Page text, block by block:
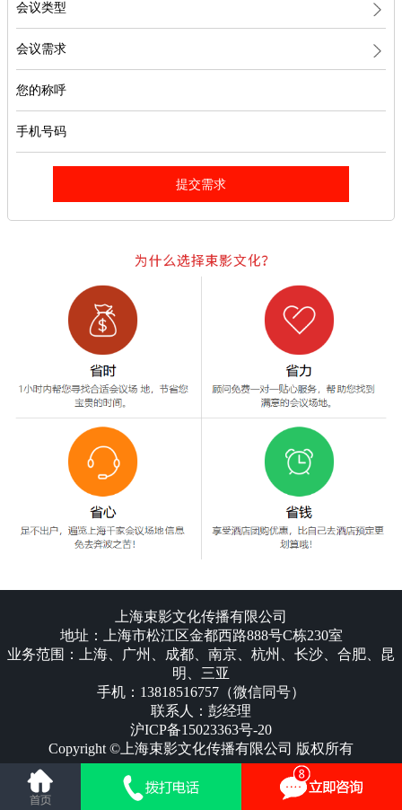
会议类型
会议需求
您的称呼
手机号码
上海束影文化传播有限公司
地址：上海市松江区金都西路888号C栋230室
业务范围：上海、广州、成都、南京、杭州、长沙、合肥、昆
明、三亚
手机：13818516757（微信同号）
联系人：彭经理
沪ICP备15023363号-20
Copyright ©上海束影文化传播有限公司 版权所有